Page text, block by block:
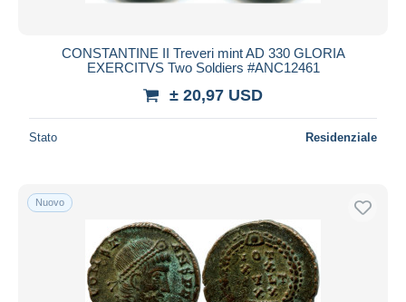
CONSTANTINE II Treveri mint AD 330 GLORIA
EXERCITVS Two Soldiers #ANC12461
± 20,97 USD
Stato Residenziale
Nuovo